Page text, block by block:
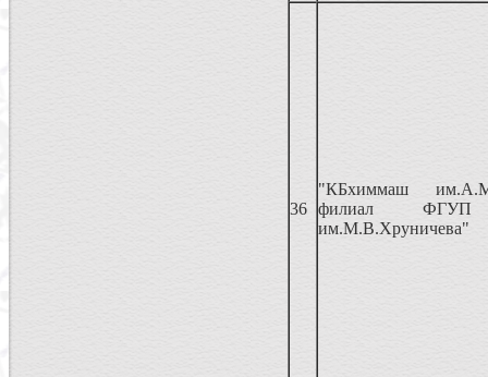
36
"КБхиммаш
филиал
им.М.В.Хруничева"